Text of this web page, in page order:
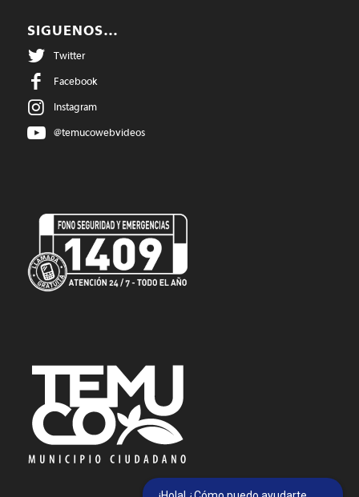
SIGUENOS…
Twitter
Facebook
Instagram
@temucowebvideos